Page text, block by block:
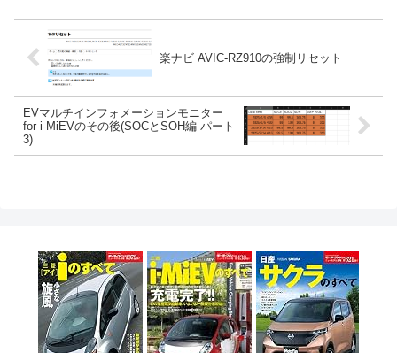
楽ナビ AVIC-RZ910の強制リセット
EVマルチインフォメーションモニター
for i-MiEVのその後(SOCとSOH編 パート
3)